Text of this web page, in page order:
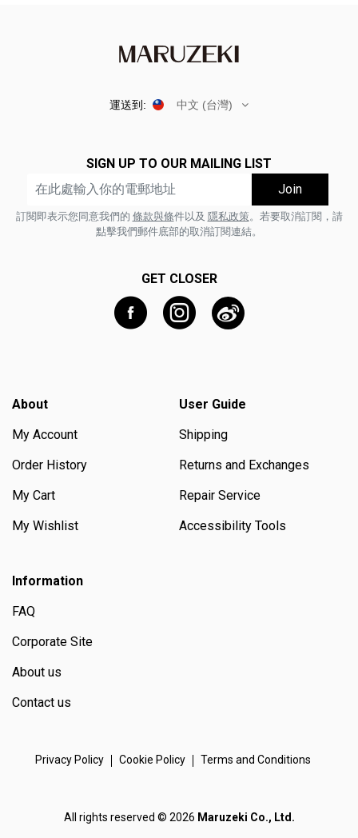
運送到: 中文 (台灣)
SIGN UP TO OUR MAILING LIST
訂閱即表示您同意我們的 條款與條件以及 隱私政策。若要取消訂閱，請
點擊我們郵件底部的取消訂閱連結。
GET CLOSER
About
My Account
Order History
My Cart
My Wishlist
User Guide
Shipping
Returns and Exchanges
Repair Service
Accessibility Tools
Information
FAQ
Corporate Site
About us
Contact us
Privacy Policy Cookie Policy Terms and Conditions
All rights reserved © 2026 Maruzeki Co., Ltd.